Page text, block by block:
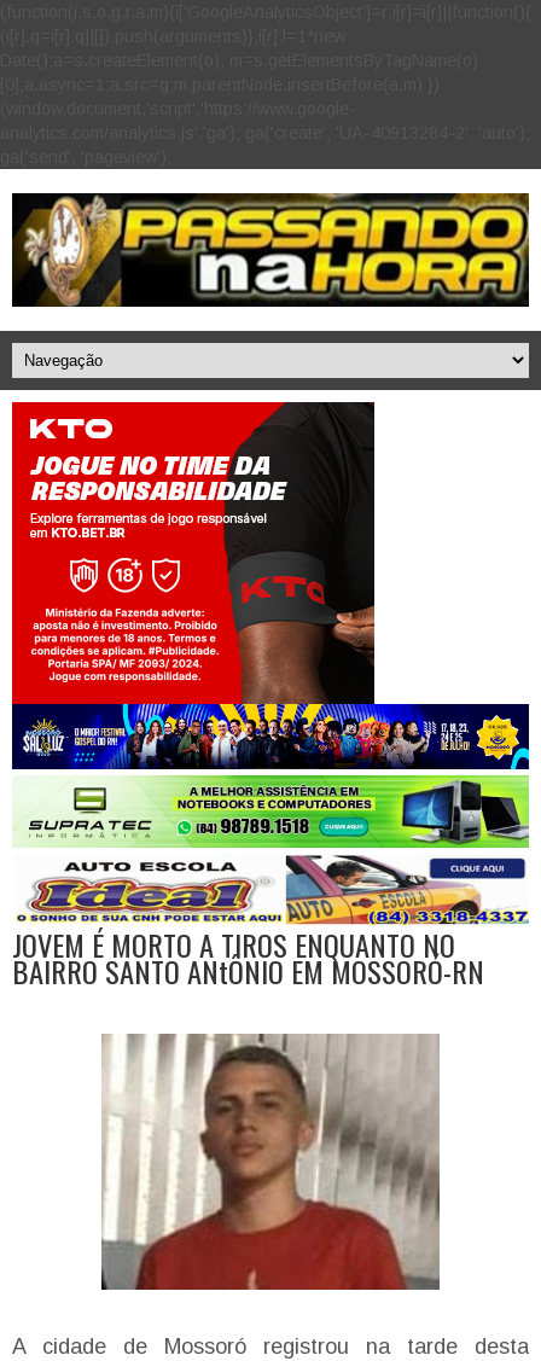
Jogue com responsabilidade. 18+
JOVEM É MORTO A TIROS ENQUANTO NO
BAIRRO SANTO ANtÔNIO EM MOSSORÓ-RN
A cidade de Mossoró registrou na tarde desta